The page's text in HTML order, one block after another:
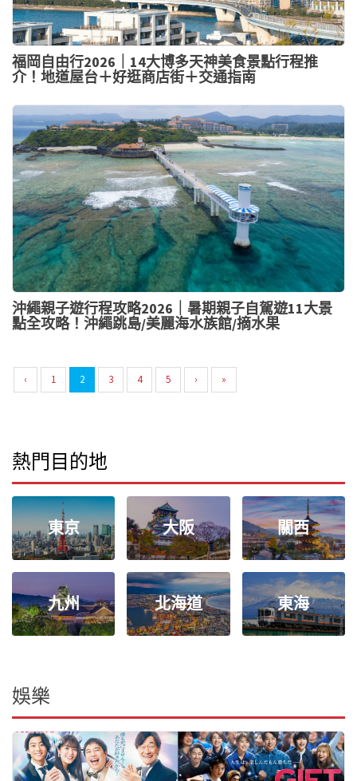
福岡自由行2026｜14大博多天神美食景點行程推
介！地道屋台＋好逛商店街＋交通指南
沖繩親子遊行程攻略2026｜暑期親子自駕遊11大景
點全攻略！沖繩跳島/美麗海水族館/摘水果
‹ 1 2 3 4 5 › »
熱門目的地
東京 大阪 關西
九州 北海道 東海
娛樂